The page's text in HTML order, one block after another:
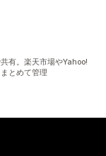
有。楽天市場やYahoo!
とめて管理